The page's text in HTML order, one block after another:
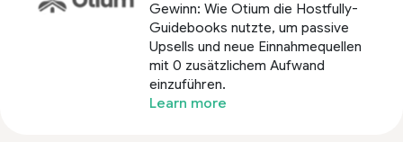
Gewinn: Wie Otium die Hostfully-
Guidebooks nutzte, um passive
Upsells und neue Einnahmequellen
mit 0 zusätzlichem Aufwand
einzuführen.
Learn more